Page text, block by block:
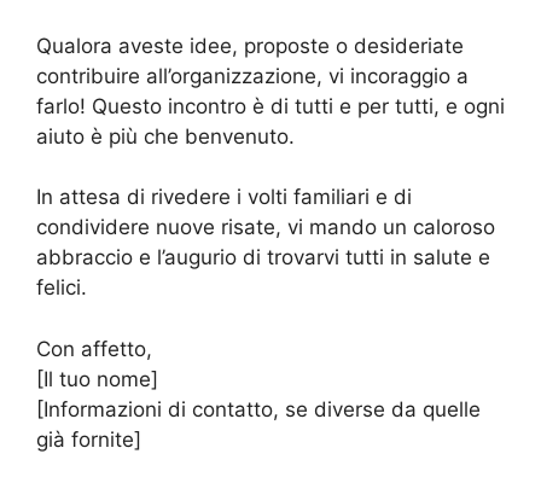
Qualora aveste idee, proposte o desideriate
contribuire all’organizzazione, vi incoraggio a
farlo! Questo incontro è di tutti e per tutti, e ogni
aiuto è più che benvenuto.
In attesa di rivedere i volti familiari e di
condividere nuove risate, vi mando un caloroso
abbraccio e l’augurio di trovarvi tutti in salute e
felici.
Con affetto,
[Il tuo nome]
[Informazioni di contatto, se diverse da quelle
già fornite]